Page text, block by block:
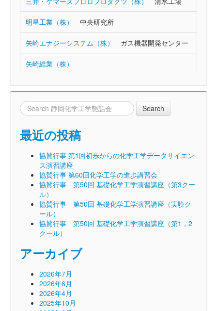
明星工業（株） 中央研究所
矢崎エナジーシステム（株） ガス機器開発センター
矢崎総業（株）
最近の投稿
協賛行事 第1回初歩からの化学工学データサイエン
ス演習講座
協賛行事 第60回化学工学の進歩講習会
協賛行事 第50回 基礎化学工学演習講座（第3クー
ル）
協賛行事 第50回 基礎化学工学演習講座（実験ク
ール）
協賛行事 第50回 基礎化学工学演習講座（第1，2
クール）
アーカイブ
2026年7月
2026年6月
2026年4月
2025年10月